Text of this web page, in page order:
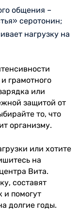
общения –
серотонин;
нагрузку на
грамотного
или
защитой от
то, что
организму.
или хотите
на
Вита.
составят
и помогут
долгие годы.